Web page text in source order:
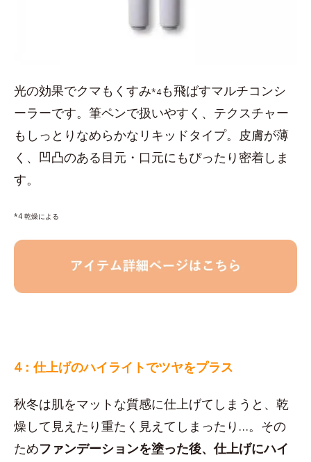
光の効果でクマもくすみ*4も飛ばすマルチコンシ
ーラーです。筆ペンで扱いやすく、テクスチャー
もしっとりなめらかなリキッドタイプ。皮膚が薄
く、凹凸のある目元・口元にもぴったり密着しま
す。
*4 乾燥による
4：仕上げのハイライトでツヤをプラス
秋冬は肌をマットな質感に仕上げてしまうと、乾
燥して見えたり重たく見えてしまったり…。その
ためファンデーションを塗った後、仕上げにハイ